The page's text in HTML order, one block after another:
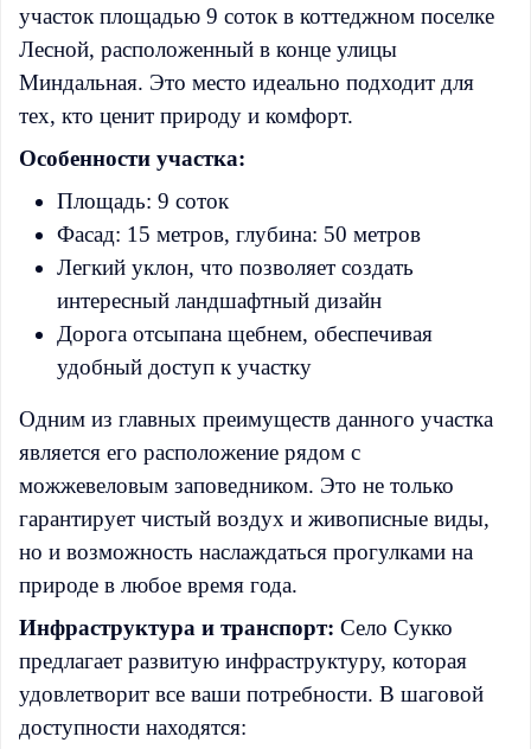
участок площадью 9 соток в коттеджном поселке
Лесной, расположенный в конце улицы
Миндальная. Это место идеально подходит для
тех, кто ценит природу и комфорт.
Особенности участка:
Площадь: 9 соток
Фасад: 15 метров, глубина: 50 метров
Легкий уклон, что позволяет создать
интересный ландшафтный дизайн
Дорога отсыпана щебнем, обеспечивая
удобный доступ к участку
Одним из главных преимуществ данного участка
является его расположение рядом с
можжевеловым заповедником. Это не только
гарантирует чистый воздух и живописные виды,
но и возможность наслаждаться прогулками на
природе в любое время года.
Инфраструктура и транспорт: Село Сукко
предлагает развитую инфраструктуру, которая
удовлетворит все ваши потребности. В шаговой
доступности находятся: